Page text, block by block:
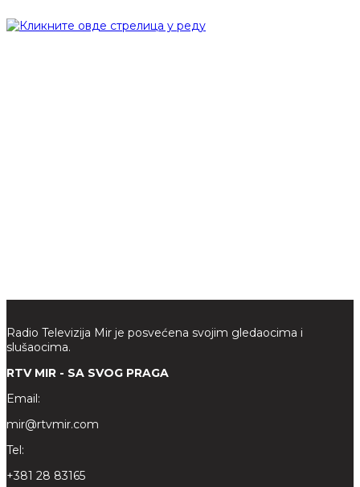
Radio Televizija Mir je posvećena svojim gledaocima i
slušaocima.
RTV MIR - SA SVOG PRAGA
Email:
mir@rtvmir.com
Tel:
+381 28 83165